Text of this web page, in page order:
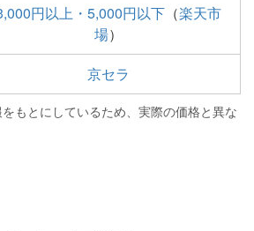
円以上・5,000円以下（楽天市
場）
京セラ
もとにしているため、実際の価格と異な